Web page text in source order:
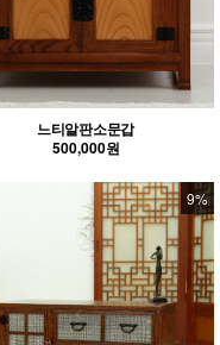
느티알판소문갑
500,000원
9%